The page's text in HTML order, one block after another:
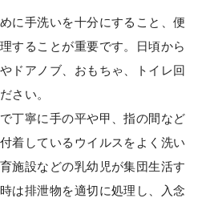
に手洗いを十分にすること、便
することが重要です。日頃から
ドアノブ、おもちゃ、トイレ回
さい。
丁寧に手の平や甲、指の間など
着しているウイルスをよく洗い
施設などの乳幼児が集団生活す
は排泄物を適切に処理し、入念